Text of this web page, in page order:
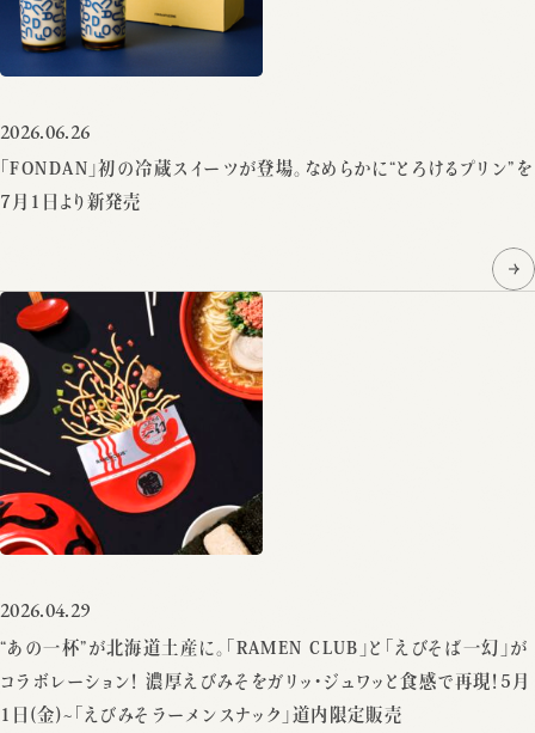
2026.06.26
「FONDAN」初の冷蔵スイーツが登場。なめらかに“とろけるプリン”を
7月1日より新発売
2026.04.29
“あの一杯”が北海道土産に。「RAMEN CLUB」と「えびそば一幻」が
コラボレーション！ 濃厚えびみそをガリッ・ジュワッと食感で再現！5月
1日(金)~「えびみそラーメンスナック」道内限定販売